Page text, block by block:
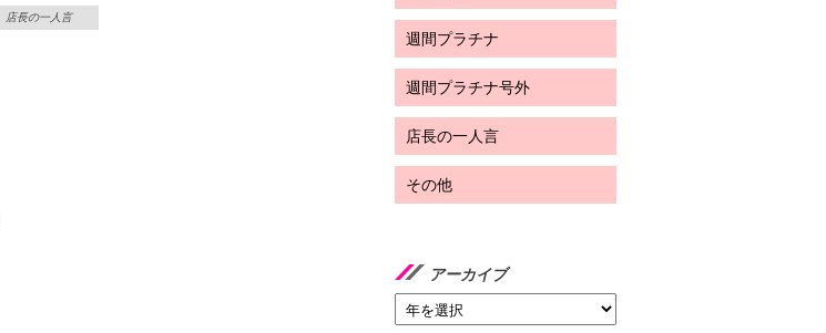
店長の一人言
週間プラチナ
週間プラチナ号外
店長の一人言
その他
アーカイブ